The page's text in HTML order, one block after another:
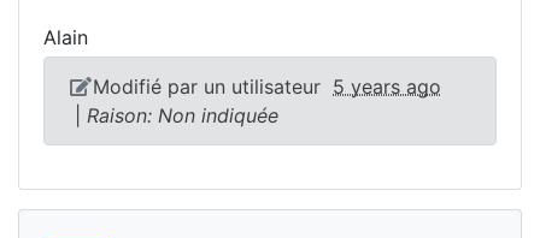
Alain
Modifié par un utilisateur 5 years ago
Raison: Non indiquée